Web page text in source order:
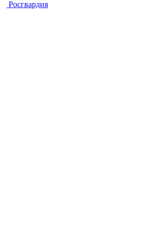
Росгвардия